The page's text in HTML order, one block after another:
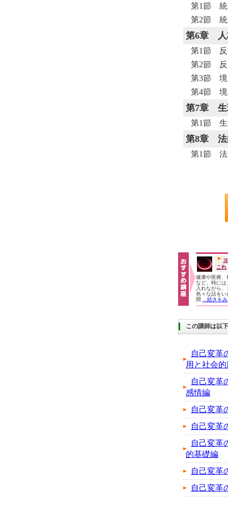
第1節 統
第2節 統
第6章
第1節 反
第2節 反
第3節 境
第4節 境
第7章
第1節 生
第8章
第1節 法
これ
健康や医療、
など、時には
入れながら
色々な話をい
間
...続きを
この講師は以
自己変革
用と社会
自己変革
感情編
自己変革
自己変革
自己変革
的基礎編
自己変革
自己変革